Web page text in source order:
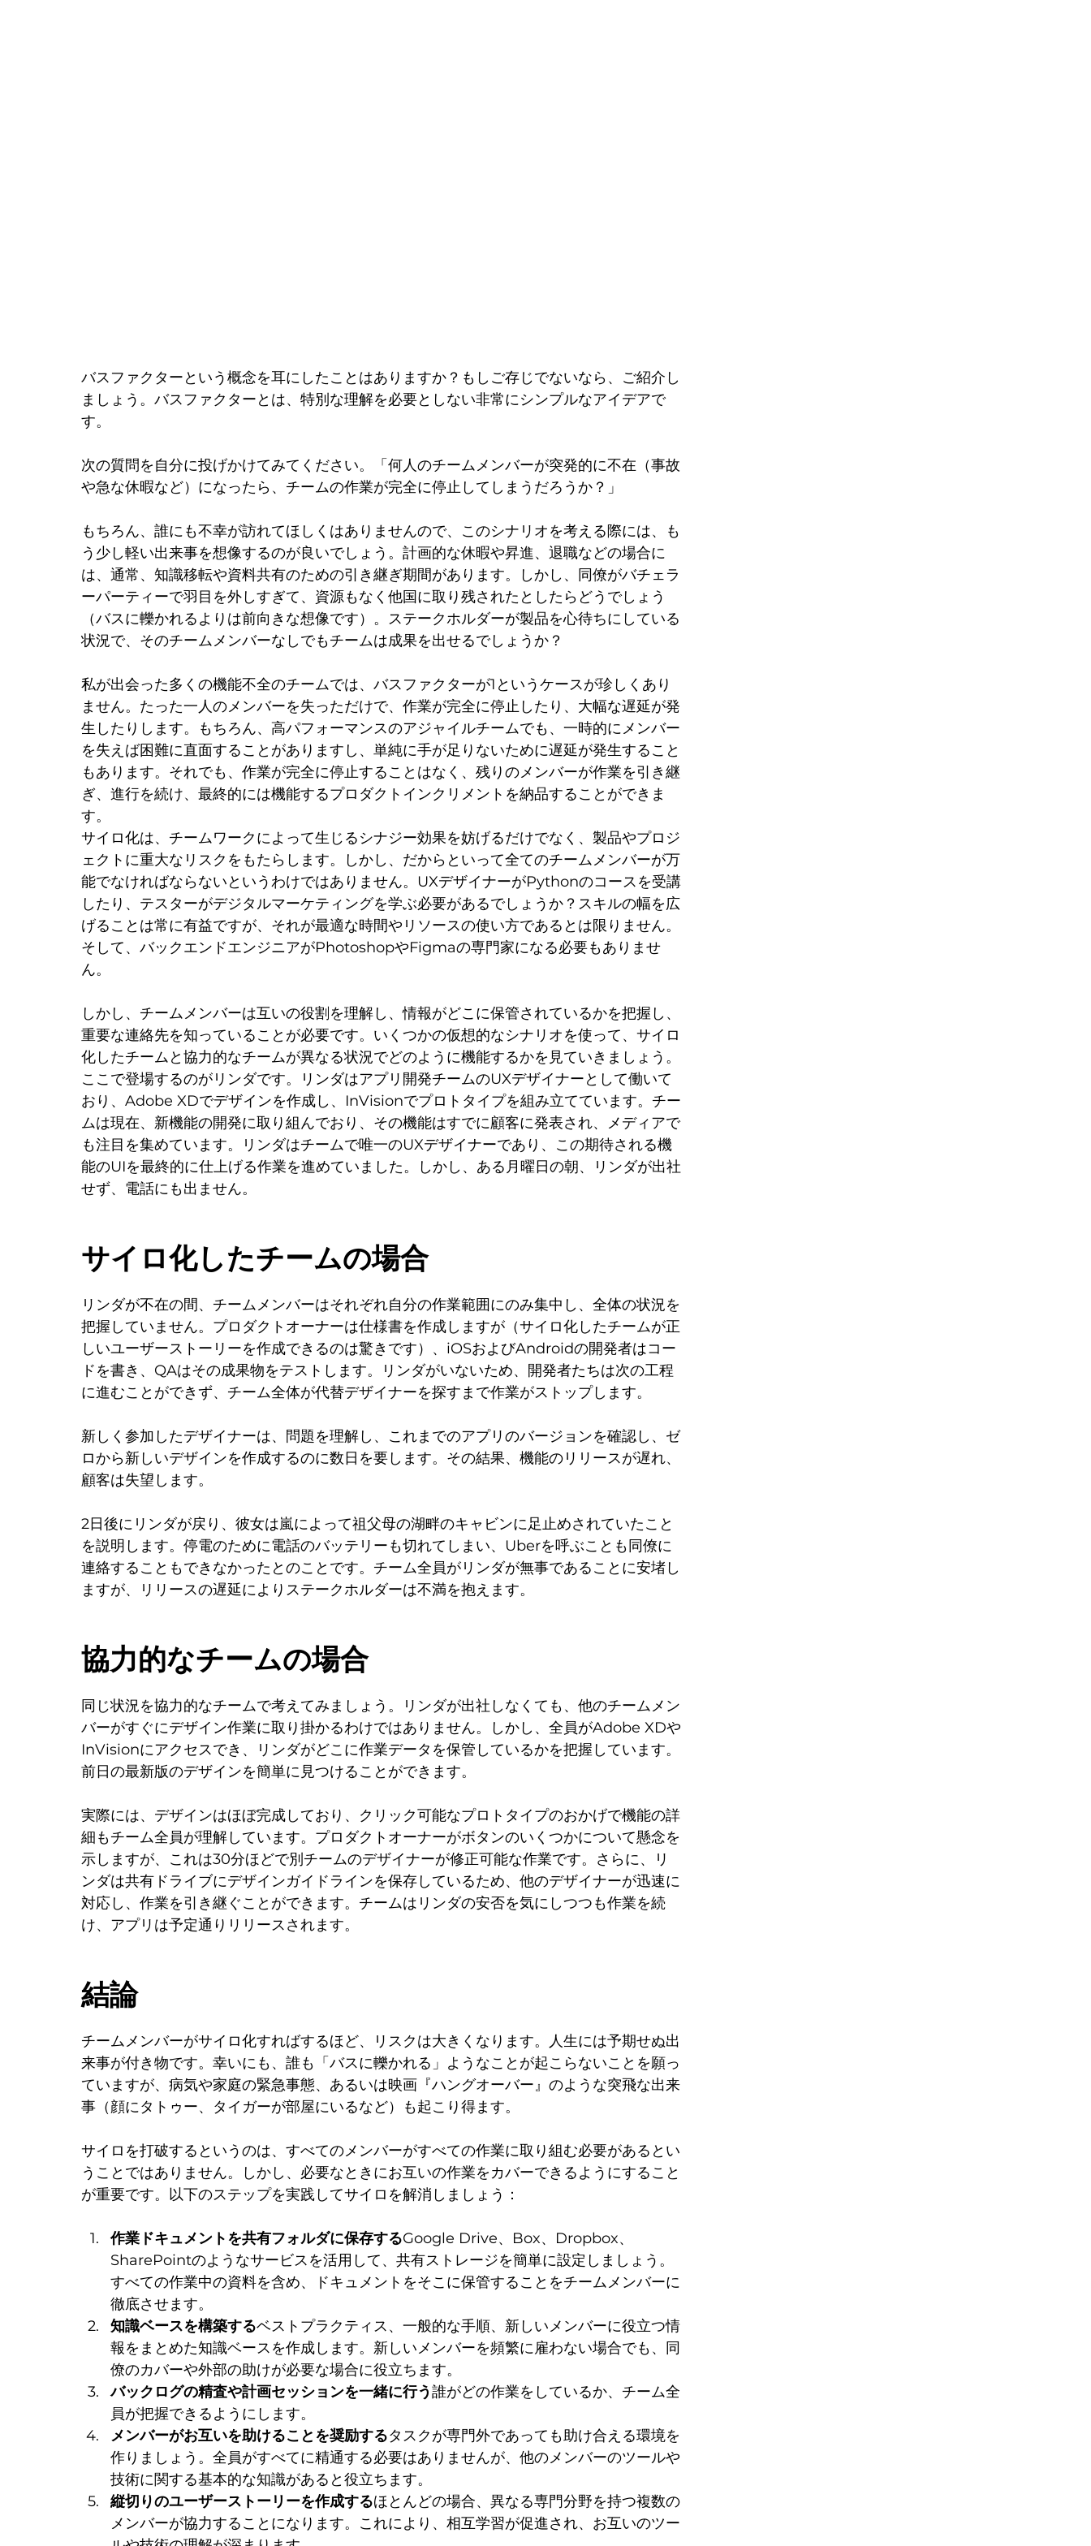
バスファクターという概念を耳にしたことはありますか？もしご存じでないなら、ご紹介し
ましょう。バスファクターとは、特別な理解を必要としない非常にシンプルなアイデアで
す。
次の質問を自分に投げかけてみてください。「何人のチームメンバーが突発的に不在（事故
や急な休暇など）になったら、チームの作業が完全に停止してしまうだろうか？」
もちろん、誰にも不幸が訪れてほしくはありませんので、このシナリオを考える際には、も
う少し軽い出来事を想像するのが良いでしょう。計画的な休暇や昇進、退職などの場合に
は、通常、知識移転や資料共有のための引き継ぎ期間があります。しかし、同僚がバチェラ
ーパーティーで羽目を外しすぎて、資源もなく他国に取り残されたとしたらどうでしょう
（バスに轢かれるよりは前向きな想像です）。ステークホルダーが製品を心待ちにしている
状況で、そのチームメンバーなしでもチームは成果を出せるでしょうか？
私が出会った多くの機能不全のチームでは、バスファクターが1というケースが珍しくあり
ません。たった一人のメンバーを失っただけで、作業が完全に停止したり、大幅な遅延が発
生したりします。もちろん、高パフォーマンスのアジャイルチームでも、一時的にメンバー
を失えば困難に直面することがありますし、単純に手が足りないために遅延が発生すること
もあります。それでも、作業が完全に停止することはなく、残りのメンバーが作業を引き継
ぎ、進行を続け、最終的には機能するプロダクトインクリメントを納品することができま
す。
サイロ化は、チームワークによって生じるシナジー効果を妨げるだけでなく、製品やプロジ
ェクトに重大なリスクをもたらします。しかし、だからといって全てのチームメンバーが万
能でなければならないというわけではありません。UXデザイナーがPythonのコースを受講
したり、テスターがデジタルマーケティングを学ぶ必要があるでしょうか？スキルの幅を広
げることは常に有益ですが、それが最適な時間やリソースの使い方であるとは限りません。
そして、バックエンドエンジニアがPhotoshopやFigmaの専門家になる必要もありませ
ん。
しかし、チームメンバーは互いの役割を理解し、情報がどこに保管されているかを把握し、
重要な連絡先を知っていることが必要です。いくつかの仮想的なシナリオを使って、サイロ
化したチームと協力的なチームが異なる状況でどのように機能するかを見ていきましょう。
ここで登場するのがリンダです。リンダはアプリ開発チームのUXデザイナーとして働いて
おり、Adobe XDでデザインを作成し、InVisionでプロトタイプを組み立てています。チー
ムは現在、新機能の開発に取り組んでおり、その機能はすでに顧客に発表され、メディアで
も注目を集めています。リンダはチームで唯一のUXデザイナーであり、この期待される機
能のUIを最終的に仕上げる作業を進めていました。しかし、ある月曜日の朝、リンダが出社
せず、電話にも出ません。
サイロ化したチームの場合
リンダが不在の間、チームメンバーはそれぞれ自分の作業範囲にのみ集中し、全体の状況を
把握していません。プロダクトオーナーは仕様書を作成しますが（サイロ化したチームが正
しいユーザーストーリーを作成できるのは驚きです）、iOSおよびAndroidの開発者はコー
ドを書き、QAはその成果物をテストします。リンダがいないため、開発者たちは次の工程
に進むことができず、チーム全体が代替デザイナーを探すまで作業がストップします。
新しく参加したデザイナーは、問題を理解し、これまでのアプリのバージョンを確認し、ゼ
ロから新しいデザインを作成するのに数日を要します。その結果、機能のリリースが遅れ、
顧客は失望します。
2日後にリンダが戻り、彼女は嵐によって祖父母の湖畔のキャビンに足止めされていたこと
を説明します。停電のために電話のバッテリーも切れてしまい、Uberを呼ぶことも同僚に
連絡することもできなかったとのことです。チーム全員がリンダが無事であることに安堵し
ますが、リリースの遅延によりステークホルダーは不満を抱えます。
協力的なチームの場合
同じ状況を協力的なチームで考えてみましょう。リンダが出社しなくても、他のチームメン
バーがすぐにデザイン作業に取り掛かるわけではありません。しかし、全員がAdobe XDや
InVisionにアクセスでき、リンダがどこに作業データを保管しているかを把握しています。
前日の最新版のデザインを簡単に見つけることができます。
実際には、デザインはほぼ完成しており、クリック可能なプロトタイプのおかげで機能の詳
細もチーム全員が理解しています。プロダクトオーナーがボタンのいくつかについて懸念を
示しますが、これは30分ほどで別チームのデザイナーが修正可能な作業です。さらに、リ
ンダは共有ドライブにデザインガイドラインを保存しているため、他のデザイナーが迅速に
対応し、作業を引き継ぐことができます。チームはリンダの安否を気にしつつも作業を続
け、アプリは予定通りリリースされます。
結論
チームメンバーがサイロ化すればするほど、リスクは大きくなります。人生には予期せぬ出
来事が付き物です。幸いにも、誰も「バスに轢かれる」ようなことが起こらないことを願っ
ていますが、病気や家庭の緊急事態、あるいは映画『ハングオーバー』のような突飛な出来
事（顔にタトゥー、タイガーが部屋にいるなど）も起こり得ます。
サイロを打破するというのは、すべてのメンバーがすべての作業に取り組む必要があるとい
うことではありません。しかし、必要なときにお互いの作業をカバーできるようにすること
が重要です。以下のステップを実践してサイロを解消しましょう：
作業ドキュメントを共有フォルダに保存するGoogle Drive、Box、Dropbox、
SharePointのようなサービスを活用して、共有ストレージを簡単に設定しましょう。
すべての作業中の資料を含め、ドキュメントをそこに保管することをチームメンバーに
徹底させます。
知識ベースを構築するベストプラクティス、一般的な手順、新しいメンバーに役立つ情
報をまとめた知識ベースを作成します。新しいメンバーを頻繁に雇わない場合でも、同
僚のカバーや外部の助けが必要な場合に役立ちます。
バックログの精査や計画セッションを一緒に行う誰がどの作業をしているか、チーム全
員が把握できるようにします。
メンバーがお互いを助けることを奨励するタスクが専門外であっても助け合える環境を
作りましょう。全員がすべてに精通する必要はありませんが、他のメンバーのツールや
技術に関する基本的な知識があると役立ちます。
縦切りのユーザーストーリーを作成するほとんどの場合、異なる専門分野を持つ複数の
メンバーが協力することになります。これにより、相互学習が促進され、お互いのツー